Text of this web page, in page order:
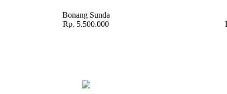
Bonang Sunda
Rp. 5.500.000